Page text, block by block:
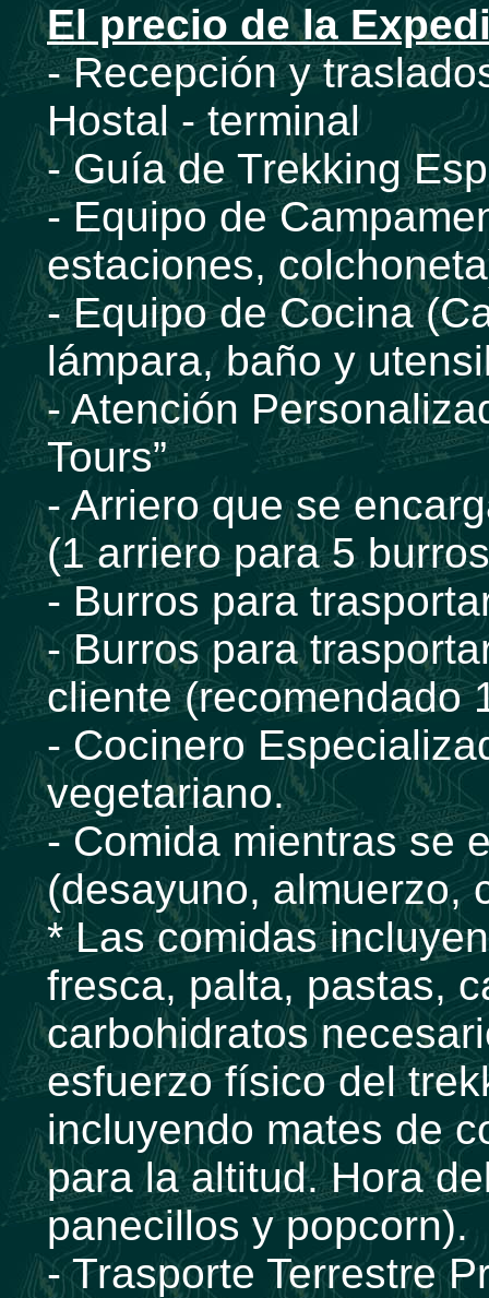
El precio de la
- Recepción y
Hostal - terminal
- Guía de Trekking
- Equipo de
estaciones,
- Equipo de Cocina
lámpara, baño y
- Atención
Tours”
- Arriero que se
(1 arriero para 5
- Burros para
- Burros para
cliente (recomendado
- Cocinero
vegetariano.
- Comida mientras se
(desayuno, almuerzo,
* Las comidas
fresca, palta, pastas,
carbohidratos
esfuerzo físico del
incluyendo mates de
para la altitud. Hora
panecillos y popcorn).
- Trasporte Terrestre